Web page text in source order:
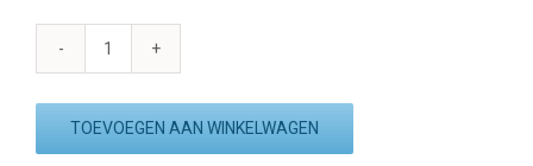
VICTOR
-
TOEVOEGEN AAN WINKELWAGEN